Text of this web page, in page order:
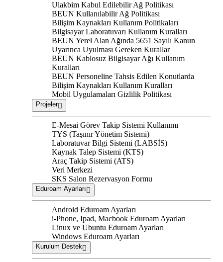
Ulakbim Kabul Edilebilir Ağ Politikası
BEUN Kullanılabilir Ağ Politikası
Bilişim Kaynakları Kullanım Politikaları
Bilgisayar Laboratuvarı Kullanım Kuralları
BEUN Yerel Alan Ağında 5651 Sayılı Kanun
Uyarınca Uyulması Gereken Kurallar
BEUN Kablosuz Bilgisayar Ağı Kullanım
Kuralları
BEUN Personeline Tahsis Edilen Konutlarda
Bilişim Kaynakları Kullanım Kuralları
Mobil Uygulamaları Gizlilik Politikası
Projeler
E-Mesai Görev Takip Sistemi Kullanımı
TYS (Taşınır Yönetim Sistemi)
Laboratuvar Bilgi Sistemi (LABSİS)
Kaynak Talep Sistemi (KTS)
Araç Takip Sistemi (ATS)
Veri Merkezi
SKS Salon Rezervasyon Formu
Eduroam Ayarları
Android Eduroam Ayarları
i-Phone, Ipad, Macbook Eduroam Ayarları
Linux ve Ubuntu Eduroam Ayarları
Windows Eduroam Ayarları
Kurulum Destek